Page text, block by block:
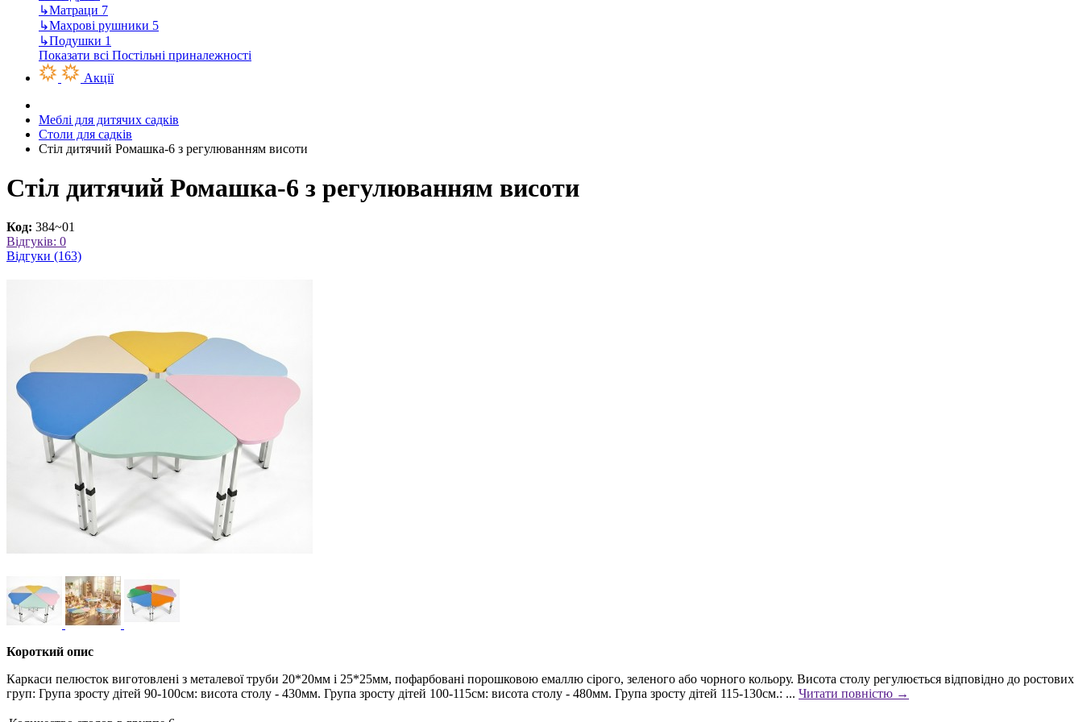
↳Матраци 7
↳Махрові рушники 5
↳Подушки 1
Показати всі Постільні приналежності
Акції
Меблі для дитячих садків
Столи для садків
Стіл дитячий Ромашка-6 з регулюванням висоти
Стіл дитячий Ромашка-6 з регулюванням висоти
Код: 384~01
Відгуків: 0
Відгуки (163)
Короткий опис
Каркаси пелюсток виготовлені з металевої труби 20*20мм і 25*25мм, пофарбовані порошковою емаллю сірого, зеленого або чорного кольору. Висота столу регулюється відповідно до ростових
груп: Група зросту дітей 90-100см: висота столу - 430мм. Група зросту дітей 100-115см: висота столу - 480мм. Група зросту дітей 115-130см.: ... Читати повністю →